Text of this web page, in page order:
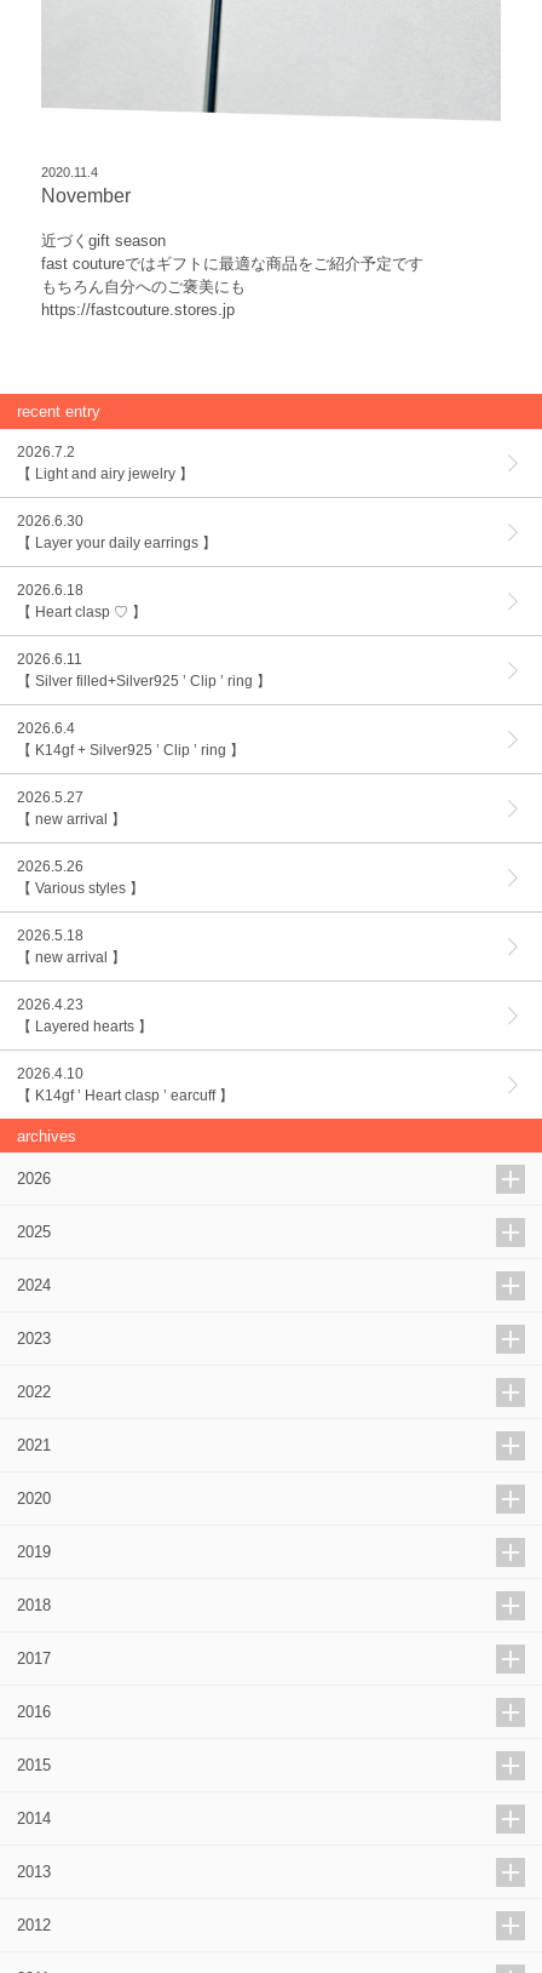
2020.11.4
November
近づくgift season
fast coutureではギフトに最適な商品をご紹介予定です
もちろん自分へのご褒美にも
https://fastcouture.stores.jp
recent entry
2026.7.2
【 Light and airy jewelry 】
2026.6.30
【 Layer your daily earrings 】
2026.6.18
【 Heart clasp ♡ 】
2026.6.11
【 Silver filled+Silver925 ’ Clip ’ ring 】
2026.6.4
【 K14gf + Silver925 ’ Clip ’ ring 】
2026.5.27
【 new arrival 】
2026.5.26
【 Various styles 】
2026.5.18
【 new arrival 】
2026.4.23
【 Layered hearts 】
2026.4.10
【 K14gf ’ Heart clasp ’ earcuff 】
archives
2026
2025
2024
2023
2022
2021
2020
2019
2018
2017
2016
2015
2014
2013
2012